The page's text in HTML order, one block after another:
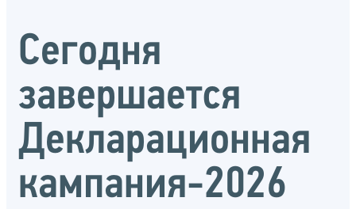
Сегодня
завершается
Декларационная
кампания-2026